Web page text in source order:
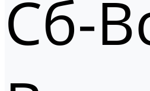
Сб-